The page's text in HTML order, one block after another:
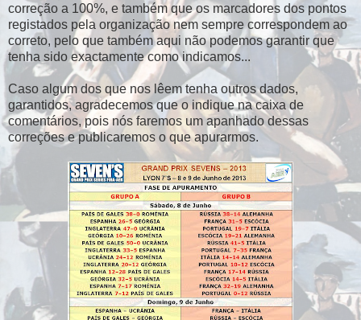
correção a 100%, e também que os marcadores dos pontos
registados pela organização nem sempre correspondem ao
correto, pelo que também aqui não podemos garantir que
tenha sido exactamente como indicamos...
Caso algum dos que nos lêem tenha outros dados,
garantidos, agradecemos que o indique na caixa de
comentários, pois nós faremos um apanhado dessas
correções e publicaremos o que apurarmos.